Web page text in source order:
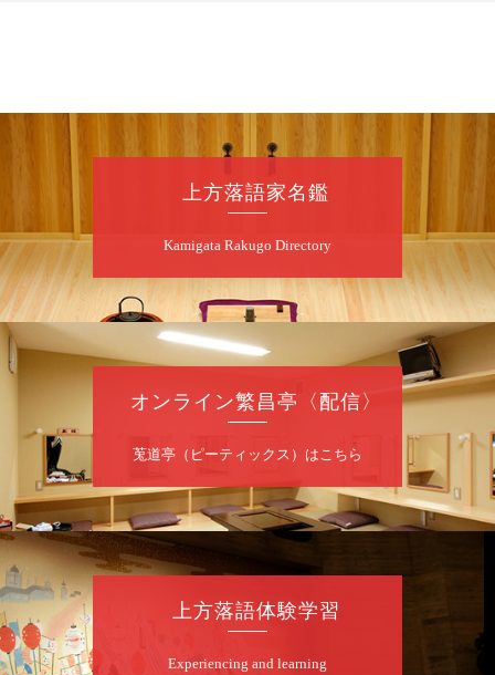
第98回 桂慶枝の早起き寄席～親子の噺
スペシャル～
桂慶枝「KCストーリー」／月亭遊真「真田小
僧」／桂三実「ワンワン」／桂慶枝「せんた
開演：午前10時（9時30分開場）1F全席指
定 2F全席自由
前売2,000円 当日2,500円 25歳以下前売・
当日共1,000円
お問合せ：落語ファクトリー 0120-874-315
8月 9 日（日）
昼席：番組案内
桂二豆／露の瑞／桂きん太郎／いわみせいじ
（似顔絵）／桂三扇／桂文太～仲入～笑福亭
笑利／笑福亭仁福／幸助福助（漫才）／桂春
若
8月9日（日）
上方落語家名鑑
Kamigata Rakugo Directory
オンライン繁昌亭〈配信〉
莵道亭（ピーティックス）はこちら
上方落語体験学習
Experiencing and learning